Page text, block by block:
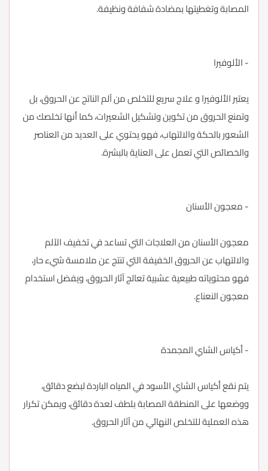
المصابة وتغطيتها بمضادة شفافة ونظيفة.
- الألوفيرا
يعتبر الألوفيرا و علاج سريع للتخلص من آلم الناتج عن الحروق، بل
وتمنع الحروق من تكوين وتشكيل الشعيرات، كما أنها تخلصك من
الشعور بالحكة والالتهاب، فهو يحتوي على العديد من العناصر
والخصائص التي تعمل على العناية بالبشرة.
- معجون الأسنان
معجون الأسنان من العلاجات التي تساعد في تخفيف الآلم
والالتهاب عن الحروق الخفيفة التي تنتج عن ملامسة شيء حار،
فهو محتوياته طبيعية عشبية تعالج آثار الحروق، ويفضل استخدام
معجون النعناع.
- أكياس الشاي المجمدة
يتم نقع أكياس الشاي الأسود في المياه الباردة لبضع دقائق،
ووضعها على المنطقة المصابة بلطف لعدة دقائق، ويمكن تكرار
هذه العملية للتخلص النهائي من آثار الحروق.